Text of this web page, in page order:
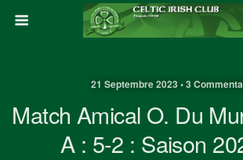
21 Septembre 2023 • 3
Match Amical O. Du
A : 5-2 : Saison